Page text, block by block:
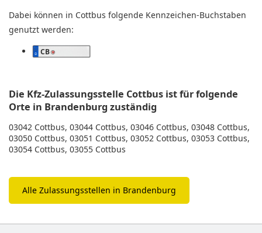
Dabei können in Cottbus folgende Kennzeichen-Buchstaben
genutzt werden:
CB
Die Kfz-Zulassungsstelle Cottbus ist für folgende
Orte in Brandenburg zuständig
03042 Cottbus, 03044 Cottbus, 03046 Cottbus, 03048 Cottbus,
03050 Cottbus, 03051 Cottbus, 03052 Cottbus, 03053 Cottbus,
03054 Cottbus, 03055 Cottbus
Alle Zulassungsstellen in Brandenburg